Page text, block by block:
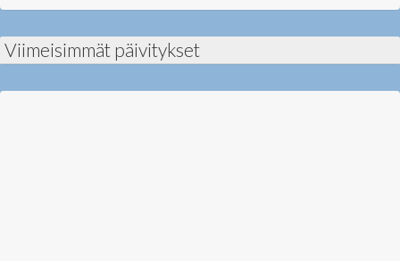
Viimeisimmät päivitykset